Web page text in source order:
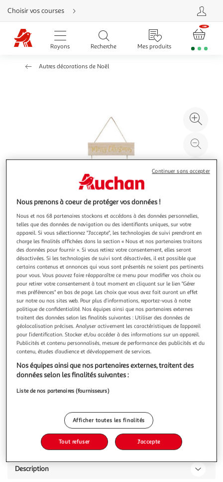
Aller
directement
au
contenu
Aller
directement
Aller
Choisir vos courses
Rayons Recherche Mes produits
Autres décorations de Noël
à
ATMOSPHERA
Pancarte de noël joyeux noël 40cm multicolore
Informations Techniques : Dimensions : L. 25 x l. 0,6 x H. 40
cm Matière : MDF Spécificités : Pratique & Déco Pancarte de
Noël A suspendre Inscription Joyeux Noël En 4 langues
(Anglais, Français, Espagnol et Portugais) Forme
rectangulaire Poids : 0,3 kg Couleur : Multicolore
En savoir +
Vendu par Paris Prix
Livr. ou retrait dès 3/4 jours
A partir de 7,99€
Plus d'options
Description
Nous prenons à coeur de protéger vos données !
Nous et nos 68 partenaires stockons et accédons à des données personnelles,
telles que des données de navigation ou des identifiants uniques, sur votre
appareil. Si vous sélectionnez "J'accepte", les technologies de suivi prendront en
charge les finalités affichées dans la section « Nous et nos partenaires traitons
des données pour fournir ». Si vous retirez votre consentement, elles seront
désactivées. Si les technologies de suivi sont désactivées, il est possible que
certains contenus et annonces qui vous sont présentés ne soient pas pertinents
pour vous. Vous pouvez faire réapparaître ce menu pour modifier vos choix ou
pour retirer votre consentement à tout moment en cliquant sur le lien "Gérer
mes préférences" en bas de page. Les choix que vous avez fait auront un effet
sur notre ou nos sites web. Pour plus d’informations, reportez-vous à notre
politique de confidentialité. Nos équipes ainsi que nos partenaires externes
traitent des données selon les finalités suivantes : Utiliser des données de
géolocalisation précises. Analyser activement les caractéristiques de l’appareil
pour l’identification. Stocker et/ou accéder à des informations sur un appareil.
Publicités et contenu personnalisés, mesure de performance des publicités et du
contenu, études d’audience et développement de services.
Nos équipes ainsi que nos partenaires externes, traitent des
données selon les finalités suivantes :
Liste de nos partenaires (fournisseurs)
Afficher toutes les finalités
Tout refuser J'accepte
Continuer sans accepter